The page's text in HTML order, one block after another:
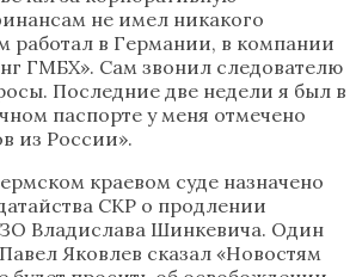
не имел никакого
работал в Германии, в компании
ГМБХ». Сам звонил следователю
Последние две недели я был в
паспорте у меня отмечено
из России».
краевом суде назначено
СКР о продлении
Владислава Шинкевича. Один
Яковлев сказал «Новостям